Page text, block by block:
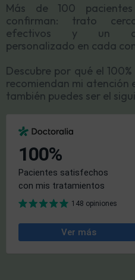
Más de 100
confirman: trato
efectivos y un
personalizado en cada
Descubre por qué el
recomiendan mi atención
también puedes ser el